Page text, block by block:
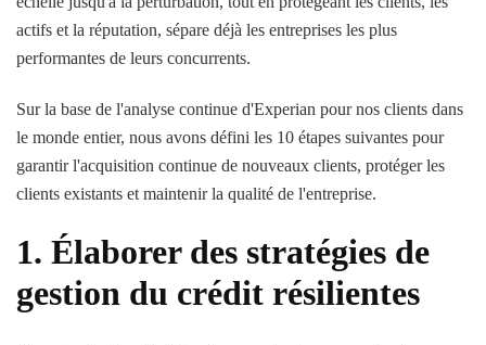
actifs et la réputation, sépare déjà les entreprises les plus
performantes de leurs concurrents.
Sur la base de l'analyse continue d'Experian pour nos clients dans
le monde entier, nous avons défini les 10 étapes suivantes pour
garantir l'acquisition continue de nouveaux clients, protéger les
clients existants et maintenir la qualité de l'entreprise.
1. Élaborer des stratégies de
gestion du crédit résilientes